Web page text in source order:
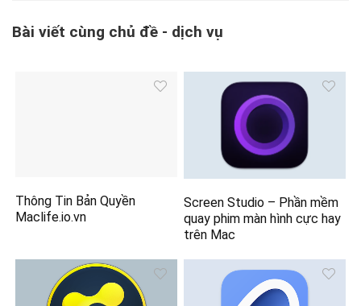
Bài viết cùng chủ đề - dịch vụ
Thông Tin Bản Quyền
Maclife.io.vn
Screen Studio – Phần mềm
quay phim màn hình cực hay
trên Mac